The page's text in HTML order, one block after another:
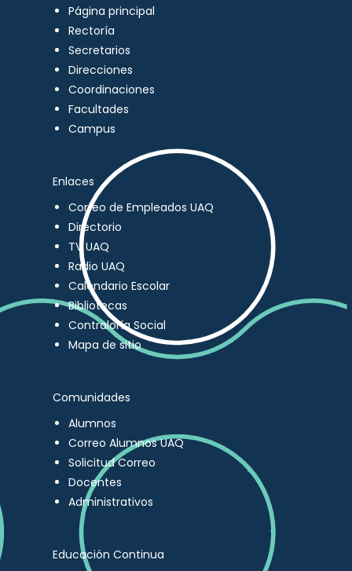
Página principal
Rectoría
Secretarios
Direcciones
Coordinaciones
Facultades
Campus
Enlaces
Correo de Empleados UAQ
Directorio
TV UAQ
Radio UAQ
Calendario Escolar
Bibliotecas
Contraloría Social
Mapa de sitio
Comunidades
Alumnos
Correo Alumnos UAQ
Solicitud Correo
Docentes
Administrativos
Educación Continua